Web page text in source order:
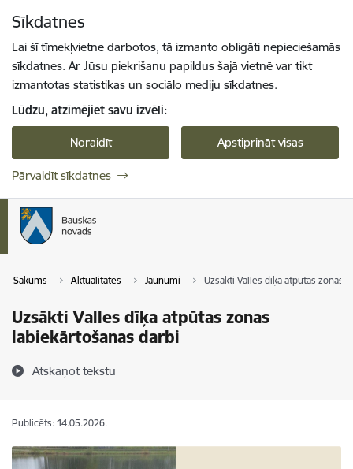
Sīkdatnes
Lai šī tīmekļvietne darbotos, tā izmanto obligāti nepieciešamās
sīkdatnes. Ar Jūsu piekrišanu papildus šajā vietnē var tikt
izmantotas statistikas un sociālo mediju sīkdatnes.
Lūdzu, atzīmējiet savu izvēli:
Noraidīt Apstiprināt visas
Pārvaldīt sīkdatnes
Sākums Aktualitātes Jaunumi Uzsākti Valles dīķa atpūtas zonas
Uzsākti Valles dīķa atpūtas zonas
labiekārtošanas darbi
Atskaņot tekstu
Publicēts: 14.05.2026.